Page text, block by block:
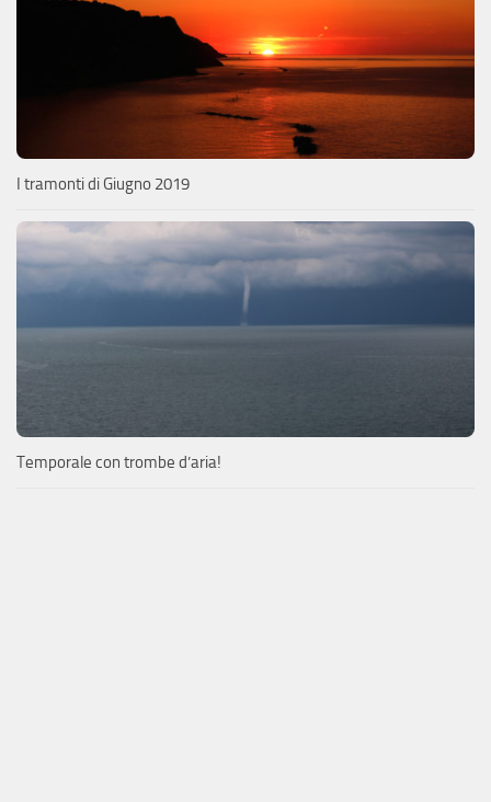
I tramonti di Giugno 2019
Temporale con trombe d’aria!